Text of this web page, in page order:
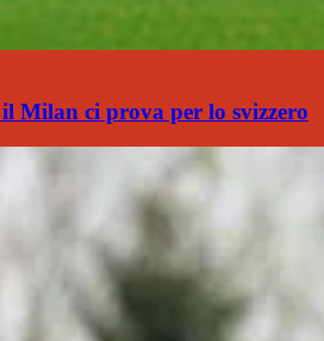
Milan ci prova per lo svizzero